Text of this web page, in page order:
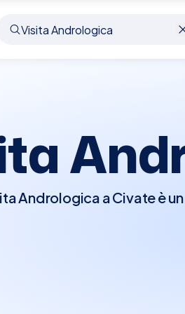
Civate
Andrologica a Civate è
e sessuale maschile.